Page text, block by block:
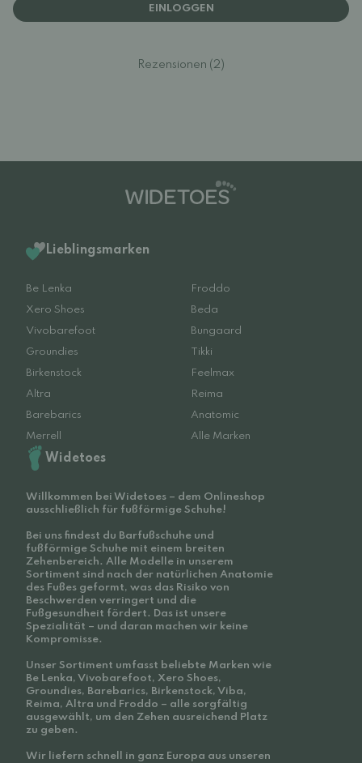
EINLOGGEN
Rezensionen (2)
Lieblingsmarken
Be Lenka
Froddo
Xero Shoes
Beda
Vivobarefoot
Bungaard
Groundies
Tikki
Birkenstock
Feelmax
Altra
Reima
Barebarics
Anatomic
Merrell
Alle Marken
Widetoes
Willkommen bei Widetoes – dem Onlineshop
ausschließlich für fußförmige Schuhe!
Bei uns findest du Barfußschuhe und
fußförmige Schuhe mit einem breiten
Zehenbereich. Alle Modelle in unserem
Sortiment sind nach der natürlichen Anatomie
des Fußes geformt, was das Risiko von
Beschwerden verringert und die
Fußgesundheit fördert. Das ist unsere
Spezialität – und daran machen wir keine
Kompromisse.
Unser Sortiment umfasst beliebte Marken wie
Be Lenka, Vivobarefoot, Xero Shoes,
Groundies, Barebarics, Birkenstock, Viba,
Reima, Altra und Froddo – alle sorgfältig
ausgewählt, um den Zehen ausreichend Platz
zu geben.
Wir liefern schnell in ganz Europa aus unseren